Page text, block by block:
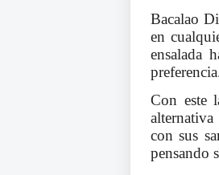
Bacalao
en
ensalada
Con este
con sus
pensando